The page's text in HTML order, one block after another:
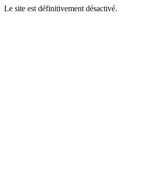
Le site est définitivement désactivé.